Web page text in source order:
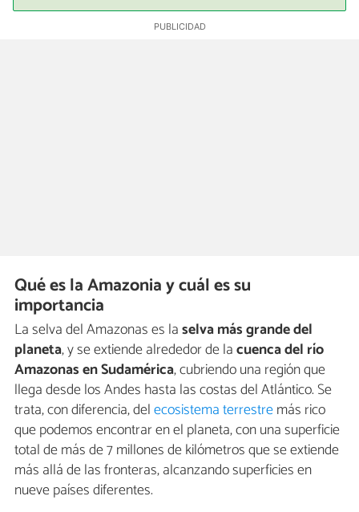
Qué es la Amazonia y cuál es su
importancia
La selva del Amazonas es laselva más grande del
planeta, y se extiende alrededor de lacuenca del río
Amazonas en Sudamérica, cubriendo una región que
llega desde los Andes hasta las costas del Atlántico. Se
trata, con diferencia, delecosistema terrestremás rico
que podemos encontrar en el planeta, con una superficie
total de más de 7 millones de kilómetros que se extiende
más allá de las fronteras, alcanzando superficies en
nueve países diferentes.